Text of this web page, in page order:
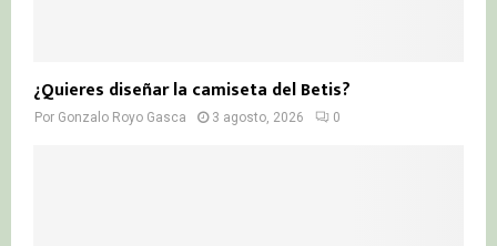
¿Quieres diseñar la camiseta del Betis?
Por Gonzalo Royo Gasca 3 agosto, 2026 0